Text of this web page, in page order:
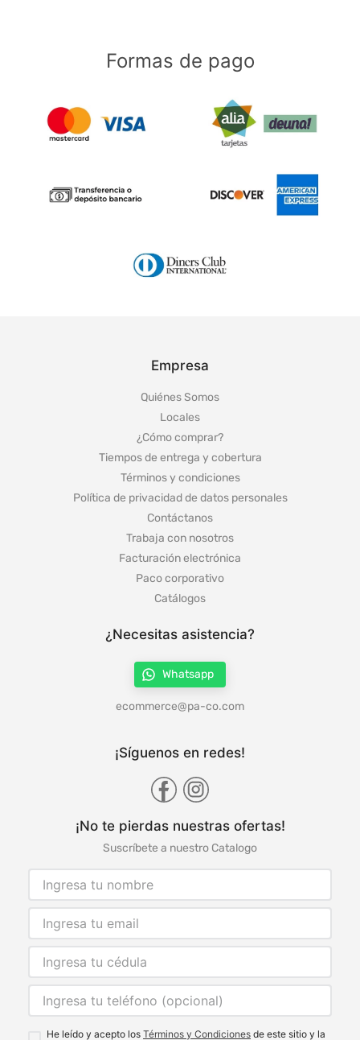
Formas de pago
Empresa
Quiénes Somos
Locales
¿Cómo comprar?
Tiempos de entrega y cobertura
Términos y condiciones
Política de privacidad de datos personales
Contáctanos
Trabaja con nosotros
Facturación electrónica
Paco corporativo
Catálogos
¿Necesitas asistencia?
Whatsapp
ecommerce@pa-co.com
¡Síguenos en redes!
¡No te pierdas nuestras ofertas!
Suscríbete a nuestro Catalogo
He leído y acepto los Términos y Condiciones de este sitio y la